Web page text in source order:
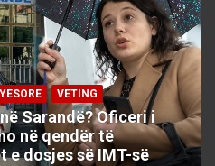
VETING
Sarandë? Oficeri i
në qendër të
e dosjes së IMT-së